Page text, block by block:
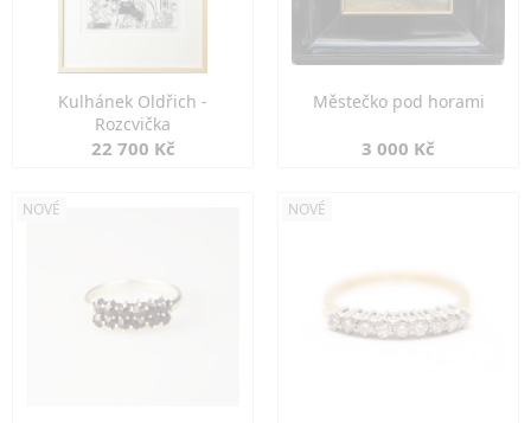
Kulhánek Oldřich -
Rozcvička
22 700 Kč
Městečko pod horami
3 000 Kč
NOVÉ NOVÉ